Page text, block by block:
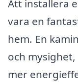
Att installera
vara en
hem. En
och
mer